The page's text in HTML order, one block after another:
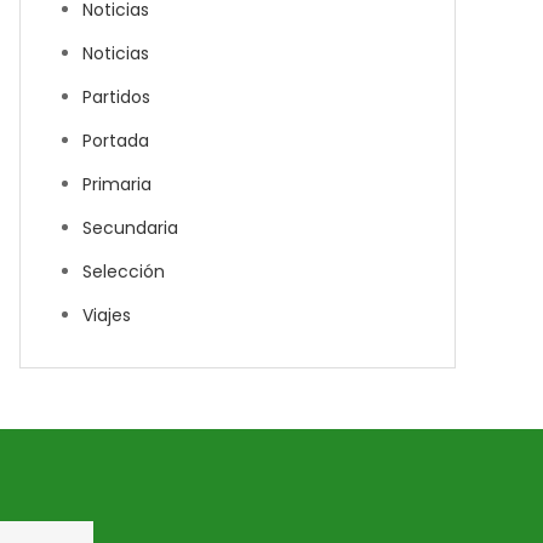
Noticias
Noticias
Partidos
Portada
Primaria
Secundaria
Selección
Viajes